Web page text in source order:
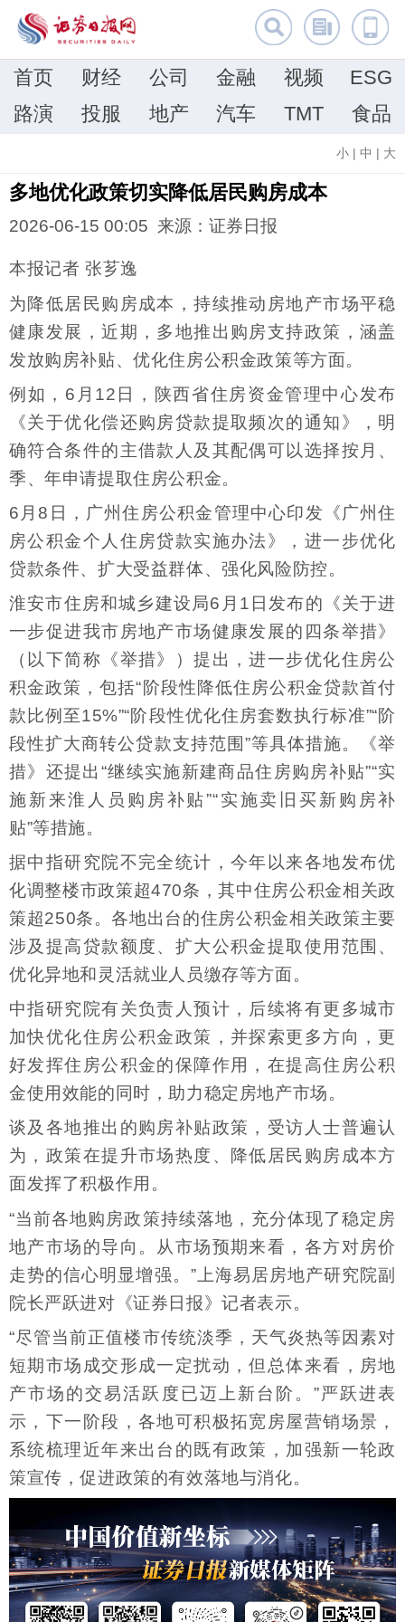
首页 财经 公司 金融 视频
ESG
路演
投服 地产 汽车 TMT 食品
小 | 中 | 大
多地优化政策切实降低居民购房成本
2026-06-15 00:05 来源：证券日报
本报记者 张芗逸
为降低居民购房成本，持续推动房地产市场平稳
健康发展，近期，多地推出购房支持政策，涵盖
发放购房补贴、优化住房公积金政策等方面。
例如，6月12日，陕西省住房资金管理中心发布
《关于优化偿还购房贷款提取频次的通知》，明
确符合条件的主借款人及其配偶可以选择按月、
季、年申请提取住房公积金。
6月8日，广州住房公积金管理中心印发《广州住
房公积金个人住房贷款实施办法》，进一步优化
贷款条件、扩大受益群体、强化风险防控。
淮安市住房和城乡建设局6月1日发布的《关于进
一步促进我市房地产市场健康发展的四条举措》
（以下简称《举措》）提出，进一步优化住房公
积金政策，包括“阶段性降低住房公积金贷款首付
款比例至15%”“阶段性优化住房套数执行标准”“阶
段性扩大商转公贷款支持范围”等具体措施。《举
措》还提出“继续实施新建商品住房购房补贴”“实
施新来淮人员购房补贴”“实施卖旧买新购房补
贴”等措施。
据中指研究院不完全统计，今年以来各地发布优
化调整楼市政策超470条，其中住房公积金相关政
策超250条。各地出台的住房公积金相关政策主要
涉及提高贷款额度、扩大公积金提取使用范围、
优化异地和灵活就业人员缴存等方面。
中指研究院有关负责人预计，后续将有更多城市
加快优化住房公积金政策，并探索更多方向，更
好发挥住房公积金的保障作用，在提高住房公积
金使用效能的同时，助力稳定房地产市场。
谈及各地推出的购房补贴政策，受访人士普遍认
为，政策在提升市场热度、降低居民购房成本方
面发挥了积极作用。
“当前各地购房政策持续落地，充分体现了稳定房
地产市场的导向。从市场预期来看，各方对房价
走势的信心明显增强。”上海易居房地产研究院副
院长严跃进对《证券日报》记者表示。
“尽管当前正值楼市传统淡季，天气炎热等因素对
短期市场成交形成一定扰动，但总体来看，房地
产市场的交易活跃度已迈上新台阶。”严跃进表
示，下一阶段，各地可积极拓宽房屋营销场景，
系统梳理近年来出台的既有政策，加强新一轮政
策宣传，促进政策的有效落地与消化。